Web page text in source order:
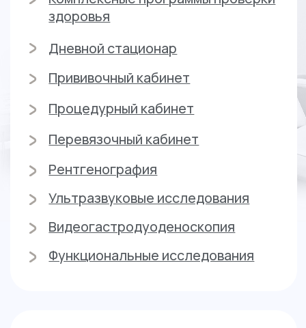
Оставьте заявку на обратный
звонок, чтобы получить
подробную информацию о
наших услугах и специалистах
Или свяжитесь с нами по номеру:
(4012) 988-377
Оставить заявку